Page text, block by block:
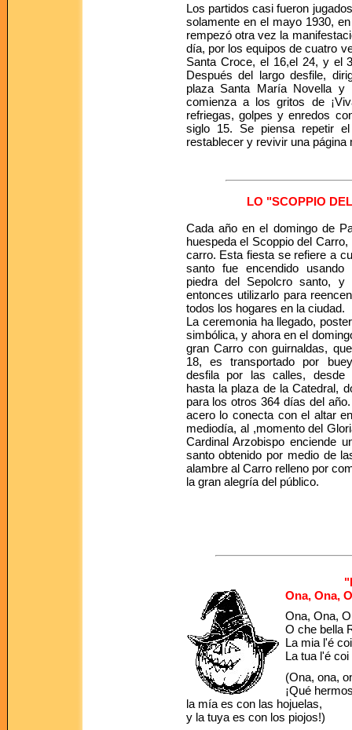
Los partidos casi fueron
solamente en el mayo 1930,
rempezó otra vez la
día, por los equipos de cuatro
Santa Croce, el 16,el 24, y el
Después del largo desfile,
plaza Santa María Novella
comienza a los gritos de
refriegas, golpes y enredos
siglo 15. Se piensa repetir
restablecer y revivir una página
LO "SCOPPIO
Cada año en el domingo de
huespeda el Scoppio del
carro. Esta fiesta se refiere a
santo fue encendido
piedra del Sepolcro santo, y
entonces utilizarlo para
todos los hogares en la ciudad.
La ceremonia ha llegado,
simbólica, y ahora en el
gran Carro con guirnaldas,
18, es transportado por
desfila por las calles, desde
hasta la plaza de la Catedral,
para los otros 364 días del
acero lo conecta con el altar
mediodía, al ,momento del
Cardinal Arzobispo enciende
santo obtenido por medio de
alambre al Carro relleno por
la gran alegría del público.
Ona, Ona,
Ona, Ona,
O che bella
La mia l'é
La tua l'é
(Ona, ona,
¡Qué
la mía es con las hojuelas,
y la tuya es con los piojos!)